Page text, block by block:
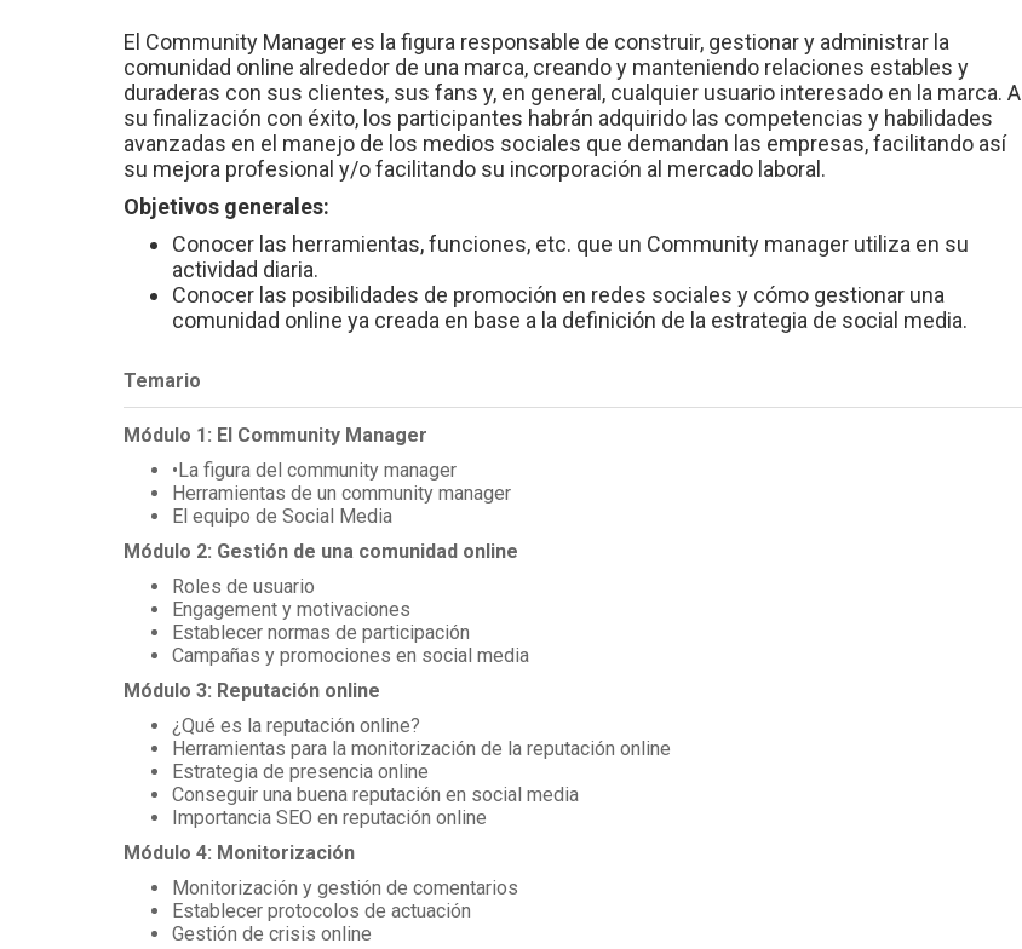
El Community Manager es la figura responsable de construir, gestionar y administrar la
comunidad online alrededor de una marca, creando y manteniendo relaciones estables y
duraderas con sus clientes, sus fans y, en general, cualquier usuario interesado en la marca. A
su finalización con éxito, los participantes habrán adquirido las competencias y habilidades
avanzadas en el manejo de los medios sociales que demandan las empresas, facilitando así
su mejora profesional y/o facilitando su incorporación al mercado laboral.
Objetivos generales:
Conocer las herramientas, funciones, etc. que un Community manager utiliza en su
actividad diaria.
Conocer las posibilidades de promoción en redes sociales y cómo gestionar una
comunidad online ya creada en base a la definición de la estrategia de social media.
Temario
Módulo 1: El Community Manager
•La figura del community manager
Herramientas de un community manager
El equipo de Social Media
Módulo 2: Gestión de una comunidad online
Roles de usuario
Engagement y motivaciones
Establecer normas de participación
Campañas y promociones en social media
Módulo 3: Reputación online
¿Qué es la reputación online?
Herramientas para la monitorización de la reputación online
Estrategia de presencia online
Conseguir una buena reputación en social media
Importancia SEO en reputación online
Módulo 4: Monitorización
Monitorización y gestión de comentarios
Establecer protocolos de actuación
Gestión de crisis online